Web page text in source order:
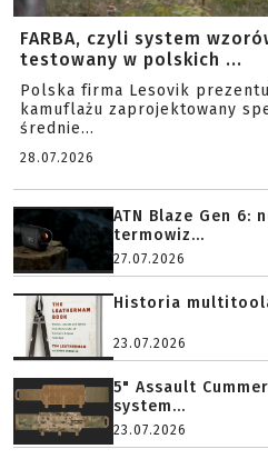
FARBA, czyli system
testowany w polskich ...
Polska firma Lesovik
kamuflażu zaprojektowany
średnie...
28.07.2026
ATN Blaze Gen 6:
termowiz...
27.07.2026
Historia
23.07.2026
5" Assault
system...
23.07.2026